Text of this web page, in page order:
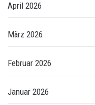
April 2026
März 2026
Februar 2026
Januar 2026